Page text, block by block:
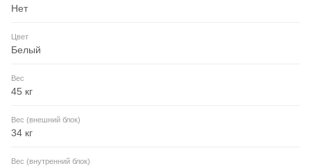
Нет
Цвет
Белый
Вес
45 кг
Вес (внешний блок)
34 кг
Вес (внутренний блок)